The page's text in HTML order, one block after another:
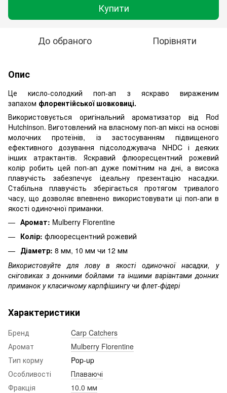
Купити
До обраного Порівняти
Опис
Це кисло-солодкий поп-ап з яскраво вираженим
запахом флорентійської шовковиці.
Використовується оригінальний ароматизатор від Rod
Hutchinson. Виготовлений на власному поп-ап міксі на основі
молочних протеїнів, із застосуванням підвищеного
ефективного дозування підсолоджувача NHDC і деяких
інших атрактантів. Яскравий флюоресцентний рожевий
колір робить цей поп-ап дуже помітним на дні, а висока
плавучість забезпечує ідеальну презентацію насадки.
Стабільна плавучість зберігається протягом тривалого
часу, що дозволяє впевнено використовувати ці поп-апи в
якості одиночної приманки.
Аромат: Mulberry Florentine
Колір: флюоресцентний рожевий
Діаметр: 8 мм, 10 мм чи 12 мм
Використовуйте для лову в якості одиночної насадки, у
сніговиках з донними бойлами та іншими варіантами донних
приманок у класичному карпфішингу чи флет-фідері
Характеристики
Бренд
Carp Catchers
Аромат
Mulberry Florentine
Тип корму
Pop-up
Особливості
Плаваючі
Фракція
10.0 мм